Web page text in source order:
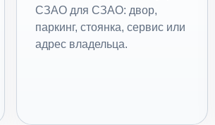
СЗАО для СЗАО: двор,
паркинг, стоянка, сервис или
адрес владельца.